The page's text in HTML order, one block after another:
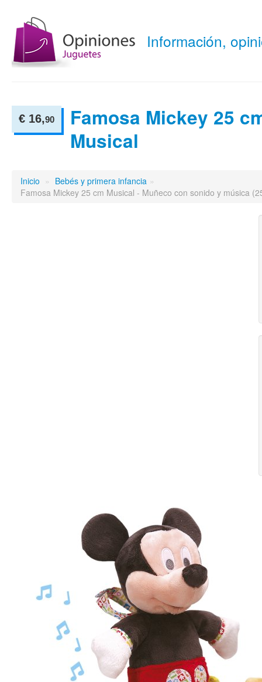
Información,
€ 16,90
Famosa Mickey 25
Musical
Inicio » Bebés y primera infancia »
Famosa Mickey 25 cm Musical - Muñeco con sonido y música